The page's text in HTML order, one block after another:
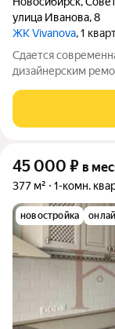
улица Иванова,8
ЖК Vivanova, 1
Сдается
дизайнерским
велосипедов. Арт.
45 000 ₽ в
377 м² 1-комн.
новостройка